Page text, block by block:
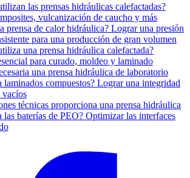
las prensas hidráulicas calefactadas?
vulcanización de caucho y más
prensa de calor hidráulica? Lograr una presión
para una producción de gran volumen
una prensa hidráulica calefactada?
para curado, moldeo y laminado
una prensa hidráulica de laboratorio
laminados compuestos? Lograr una integridad
vacíos
técnicas proporciona una prensa hidráulica
las baterías de PEO? Optimizar las interfaces